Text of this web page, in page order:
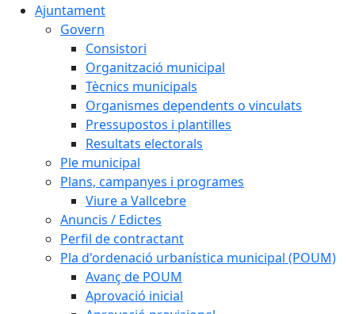
Ajuntament
Govern
Consistori
Organització municipal
Tècnics municipals
Organismes dependents o vinculats
Pressupostos i plantilles
Resultats electorals
Ple municipal
Plans, campanyes i programes
Viure a Vallcebre
Anuncis / Edictes
Perfil de contractant
Pla d'ordenació urbanística municipal (POUM)
Avanç de POUM
Aprovació inicial